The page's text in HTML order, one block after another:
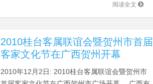
阅读全文
2010桂台客属联谊会暨贺州市首届
客家文化节在广西贺州开幕
2010年12月2日: 2010桂台客属联谊会暨贺州市